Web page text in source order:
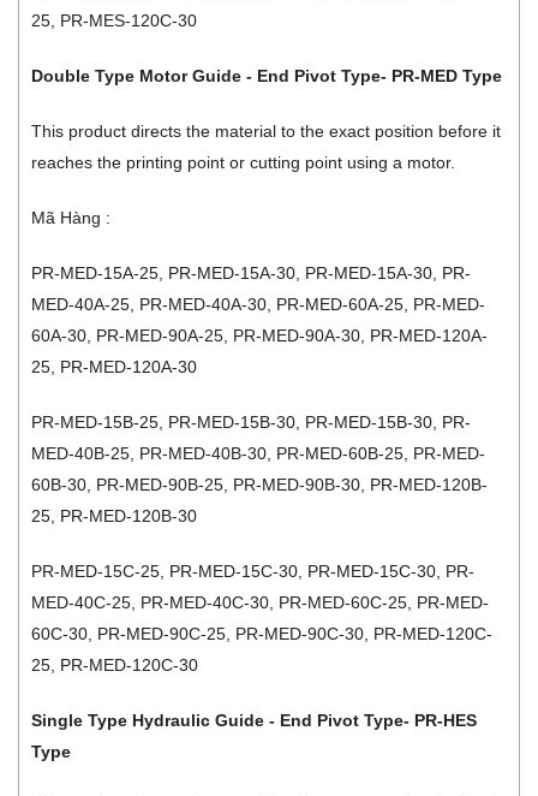
25, PR-MES-120C-30
Double Type Motor Guide - End Pivot Type- PR-MED Type
This product directs the material to the exact position before it
reaches the printing point or cutting point using a motor.
Mã Hàng :
PR-MED-15A-25, PR-MED-15A-30, PR-MED-15A-30, PR-
MED-40A-25, PR-MED-40A-30, PR-MED-60A-25, PR-MED-
60A-30, PR-MED-90A-25, PR-MED-90A-30, PR-MED-120A-
25, PR-MED-120A-30
PR-MED-15B-25, PR-MED-15B-30, PR-MED-15B-30, PR-
MED-40B-25, PR-MED-40B-30, PR-MED-60B-25, PR-MED-
60B-30, PR-MED-90B-25, PR-MED-90B-30, PR-MED-120B-
25, PR-MED-120B-30
PR-MED-15C-25, PR-MED-15C-30, PR-MED-15C-30, PR-
MED-40C-25, PR-MED-40C-30, PR-MED-60C-25, PR-MED-
60C-30, PR-MED-90C-25, PR-MED-90C-30, PR-MED-120C-
25, PR-MED-120C-30
Single Type Hydraulic Guide - End Pivot Type- PR-HES
Type